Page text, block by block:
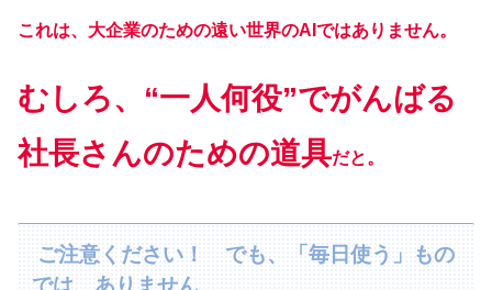
これは、大企業のための遠い世界のAIではありません。
むしろ、“一人何役”でがんばる
社長さんのための道具だと。
ご注意ください！ でも、「毎日使う」もの
では、ありません